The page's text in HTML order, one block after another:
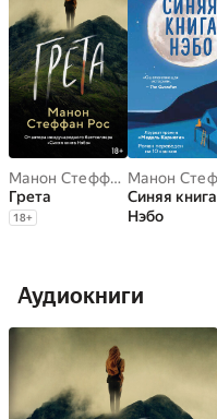
Манон Стеффан Рос
Грета
18+
Синяя книга
Нэбо
Аудиокниги